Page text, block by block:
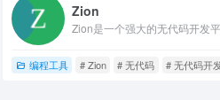
Zion
编程工具 # Zion # 无代码 # 无代码开